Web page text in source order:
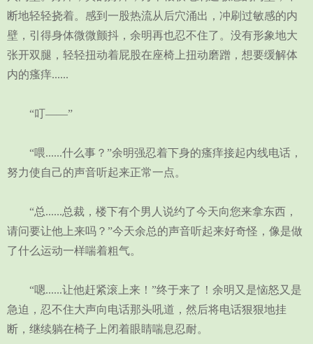
断地轻轻挠着。感到一股热流从后穴涌出，冲刷过敏感的内
壁，引得身体微微颤抖，余明再也忍不住了。没有形象地大
张开双腿，轻轻扭动着屁股在座椅上扭动磨蹭，想要缓解体
内的瘙痒......
“叮——”
“喂......什么事？”余明强忍着下身的瘙痒接起内线电话，
努力使自己的声音听起来正常一点。
“总......总裁，楼下有个男人说约了今天向您来拿东西，
请问要让他上来吗？”今天余总的声音听起来好奇怪，像是做
了什么运动一样喘着粗气。
“嗯......让他赶紧滚上来！”终于来了！余明又是恼怒又是
急迫，忍不住大声向电话那头吼道，然后将电话狠狠地挂
断，继续躺在椅子上闭着眼睛喘息忍耐。